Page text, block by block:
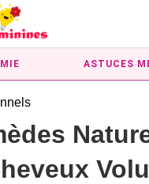
ASTUCES